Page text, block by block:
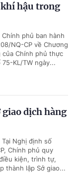
hậu trong
phủ ban hành
NQ-CP về Chương
Chính phủ thực
KL/TW ngày...
dịch hàng
Nghị định số
Chính phủ quy
kiện, trình tự,
thành lập Sở giao...